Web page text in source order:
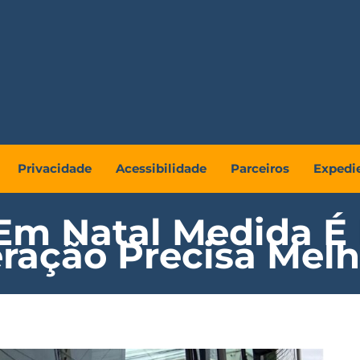
Privacidade Acessibilidade Parceiros
Natal Medida
Precisa